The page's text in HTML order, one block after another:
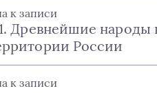
к записи
Древнейшие народы
России
к записи